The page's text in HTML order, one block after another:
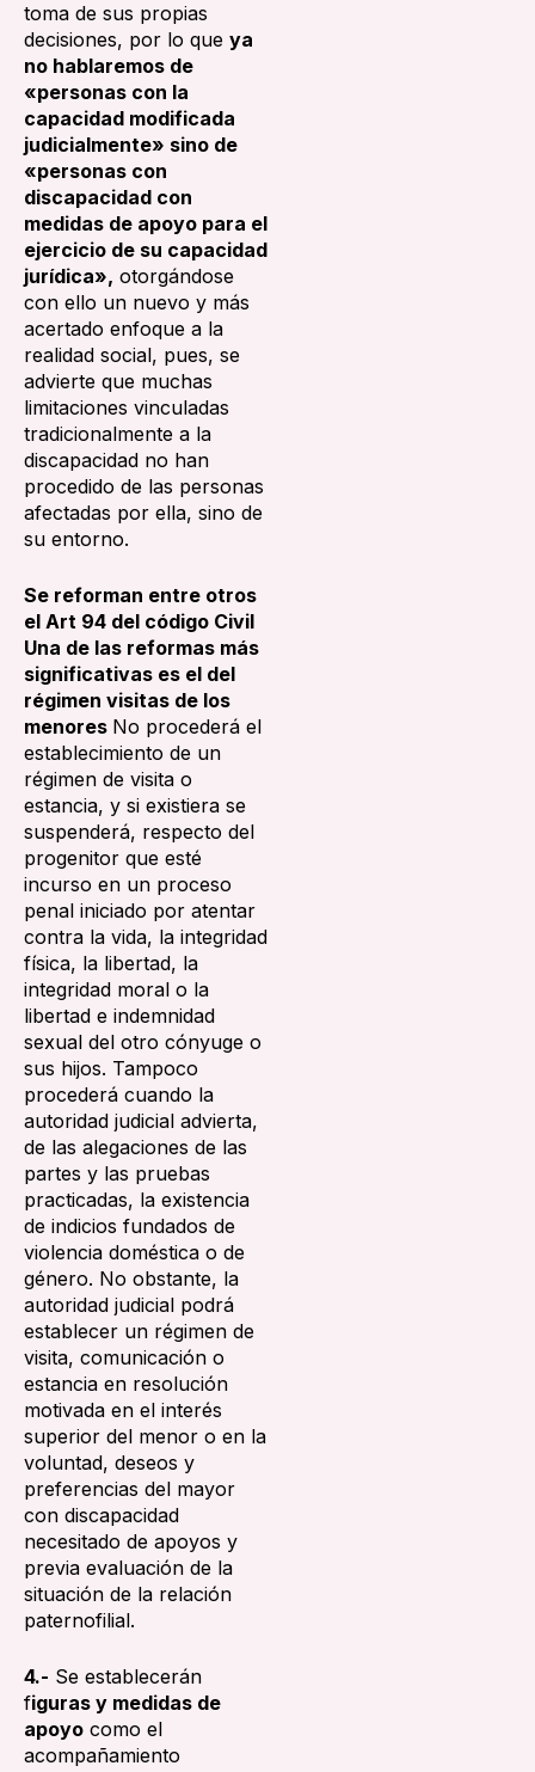
toma de sus propias
decisiones, por lo que ya
no hablaremos de
«personas con la
capacidad modificada
judicialmente» sino de
«personas con
discapacidad con
medidas de apoyo para el
ejercicio de su capacidad
jurídica», otorgándose
con ello un nuevo y más
acertado enfoque a la
realidad social, pues, se
advierte que muchas
limitaciones vinculadas
tradicionalmente a la
discapacidad no han
procedido de las personas
afectadas por ella, sino de
su entorno.
Se reforman entre otros
el Art 94 del código Civil
Una de las reformas más
significativas es el del
régimen visitas de los
menores No procederá el
establecimiento de un
régimen de visita o
estancia, y si existiera se
suspenderá, respecto del
progenitor que esté
incurso en un proceso
penal iniciado por atentar
contra la vida, la integridad
física, la libertad, la
integridad moral o la
libertad e indemnidad
sexual del otro cónyuge o
sus hijos. Tampoco
procederá cuando la
autoridad judicial advierta,
de las alegaciones de las
partes y las pruebas
practicadas, la existencia
de indicios fundados de
violencia doméstica o de
género. No obstante, la
autoridad judicial podrá
establecer un régimen de
visita, comunicación o
estancia en resolución
motivada en el interés
superior del menor o en la
voluntad, deseos y
preferencias del mayor
con discapacidad
necesitado de apoyos y
previa evaluación de la
situación de la relación
paternofilial.
4.- Se establecerán
figuras y medidas de
apoyo como el
acompañamiento